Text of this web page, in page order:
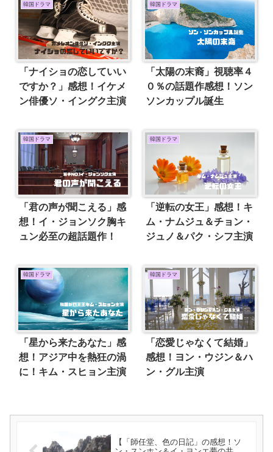
韓国ドラマ
「ナイショの恋していい
ですか？」感想！イケメ
ン俳優ソ・イングク主演
韓国ドラマ
「太陽の末裔」視聴率４
０％の話題作感想！ソン
ソンカップル誕生
韓国ドラマ
「君の声が聞こえる」感
想！イ・ジョンソク胸キ
ュン必至の超話題作！
韓国ドラマ
「逆転の女王」感想！キ
ム・ナムジュ＆チョン・
ジュノ＆パク・シフ主演
韓国ドラマ
「星から来たあなた」感
想！アジア中を熱狂の渦
に！キム・スヒョン主演
韓国ドラマ
「恋愛じゃなくて結婚」
感想！ヨン・ウジン＆ハ
ン・グル主演
【「師任堂、色の日記」の感想！ソ